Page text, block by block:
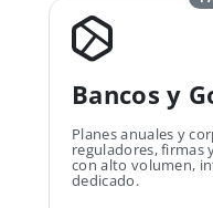
Bancos y
Planes anuales y
reguladores, firmas
con alto volumen,
dedicado.